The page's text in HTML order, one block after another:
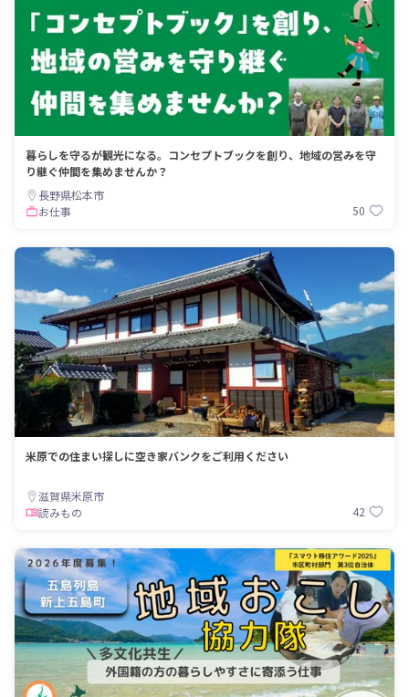
暮らしを守るが観光になる。コンセプトブックを創り、地域の営みを守
り継ぐ仲間を集めませんか？
長野県松本市
お仕事
50
米原での住まい探しに空き家バンクをご利用ください
滋賀県米原市
読みもの
42